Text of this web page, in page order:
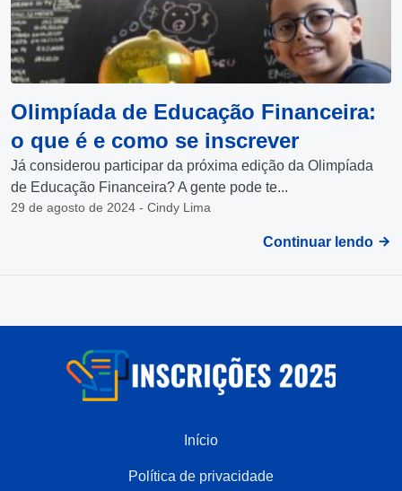
Olimpíada de Educação Financeira:
o que é e como se inscrever
Já considerou participar da próxima edição da Olimpíada
de Educação Financeira? A gente pode te...
29 de agosto de 2024 - Cindy Lima
Continuar lendo
Início
Política de privacidade